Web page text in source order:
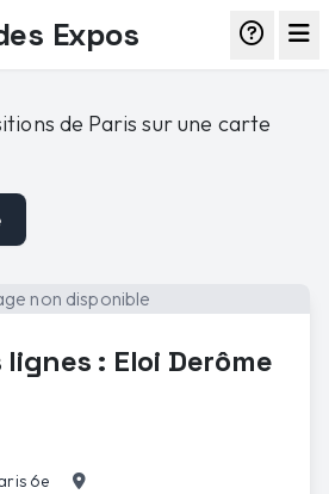
Expos
de Paris sur une carte
non disponible
: Eloi Derôme
6e